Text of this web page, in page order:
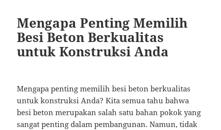
Mengapa Penting Memilih
Besi Beton Berkualitas
untuk Konstruksi Anda
Mengapa penting memilih besi beton berkualitas
untuk konstruksi Anda? Kita semua tahu bahwa
besi beton merupakan salah satu bahan pokok yang
sangat penting dalam pembangunan. Namun, tidak